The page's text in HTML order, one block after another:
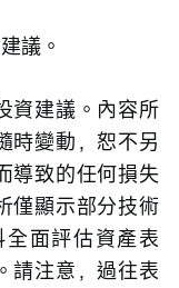
議。
資建議。內容所
時變動，恕不另
導致的任何損失
僅顯示部分技術
面評估資產表
請注意，過往表